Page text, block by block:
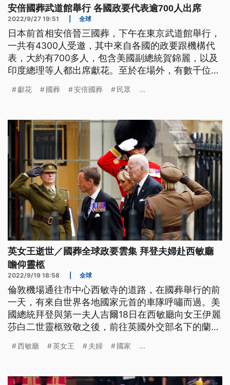
安倍國葬武道館舉行 各國政要代表逾700人出席
2022/9/27 19:51 全球
日本前首相安倍晉三國葬，下午在東京武道館舉行，
一共有4300人受邀，其中來自各國的政要跟機構代
表，大約有700多人，包含美國副總統賀錦麗，以及
印度總理等人都出席獻花。至於在場外，有數千位民
定的下午4時結束。與此同時，場外也有反對國葬的
獻花 國葬 安倍國葬 民眾 ...
英女王逝世／國葬全球政要雲集 拜登夫婦赴西敏廳
瞻仰靈柩
2022/9/19 18:58 全球
倫敦機場通往市中心西敏寺的道路，在國葬舉行的前
一天，有來自世界各地國家元首的車隊呼嘯而過。美
國總統拜登與第一夫人吉爾18日在西敏廳向女王伊麗
莎白二世靈柩致敬之後，前往英國外交部名下的蘭開
深切的哀悼。
西敏廳 英女王 夫婦 國家 ...